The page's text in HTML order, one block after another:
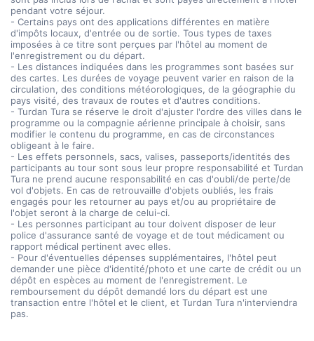
pendant votre séjour.
- Certains pays ont des applications différentes en matière
d'impôts locaux, d'entrée ou de sortie. Tous types de taxes
imposées à ce titre sont perçues par l'hôtel au moment de
l'enregistrement ou du départ.
- Les distances indiquées dans les programmes sont basées sur
des cartes. Les durées de voyage peuvent varier en raison de la
circulation, des conditions météorologiques, de la géographie du
pays visité, des travaux de routes et d'autres conditions.
- Turdan Tura se réserve le droit d'ajuster l'ordre des villes dans le
programme ou la compagnie aérienne principale à choisir, sans
modifier le contenu du programme, en cas de circonstances
obligeant à le faire.
- Les effets personnels, sacs, valises, passeports/identités des
participants au tour sont sous leur propre responsabilité et Turdan
Tura ne prend aucune responsabilité en cas d'oubli/de perte/de
vol d'objets. En cas de retrouvaille d'objets oubliés, les frais
engagés pour les retourner au pays et/ou au propriétaire de
l'objet seront à la charge de celui-ci.
- Les personnes participant au tour doivent disposer de leur
police d'assurance santé de voyage et de tout médicament ou
rapport médical pertinent avec elles.
- Pour d'éventuelles dépenses supplémentaires, l'hôtel peut
demander une pièce d'identité/photo et une carte de crédit ou un
dépôt en espèces au moment de l'enregistrement. Le
remboursement du dépôt demandé lors du départ est une
transaction entre l'hôtel et le client, et Turdan Tura n'interviendra
pas.